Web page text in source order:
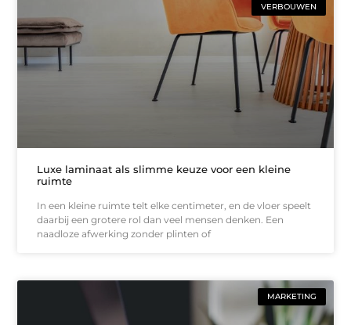
VERBOUWEN
Luxe laminaat als slimme keuze voor een kleine
ruimte
In een kleine ruimte telt elke centimeter, en de vloer speelt
daarbij een grotere rol dan veel mensen denken. Een
naadloze afwerking zonder plinten of
MARKETING